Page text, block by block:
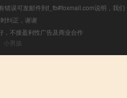
错误可发邮件到f_fb#foxmail.com说明，我们
纠正，谢谢
，不接盈利性广告及商业合作
小男孩